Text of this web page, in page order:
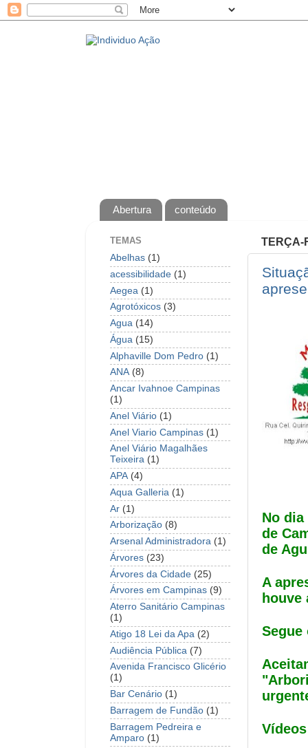
Abertura conteúdo
TERÇA-
No
de
de
A
houve
TEMAS
Abelhas (1)
acessibilidade (1)
Aegea (1)
Agrotóxicos (3)
Agua (14)
Água (15)
Alphaville Dom Pedro (1)
ANA (8)
Ancar Ivahnoe Campinas
(1)
Anel Viário (1)
Anel Viario Campinas (1)
Anel Viário Magalhães
Teixeira (1)
APA (4)
Aqua Galleria (1)
Ar (1)
Arborização (8)
Arsenal Administradora (1)
Árvores (23)
Árvores da Cidade (25)
Árvores em Campinas (9)
Aterro Sanitário Campinas
(1)
Atigo 18 Lei da Apa (2)
Audiência Pública (7)
Avenida Francisco Glicério
(1)
Bar Cenário (1)
Barragem de Fundão (1)
Barragem Pedreira e
Amparo (1)